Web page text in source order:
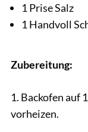
1 Prise Salz
1 Handvoll
Zubereitung:
1. Backofen auf
vorheizen.